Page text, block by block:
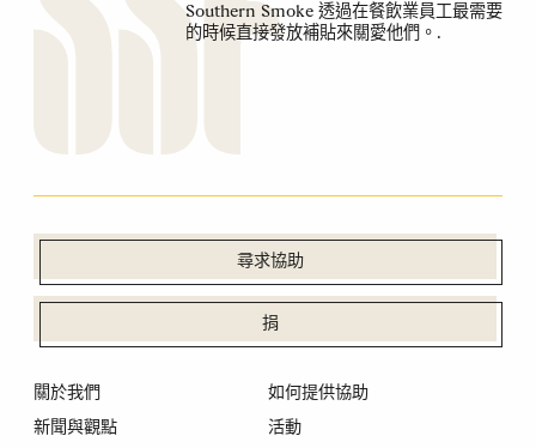
Southern Smoke 透過在餐飲業員工最需要
的時候直接發放補貼來關愛他們。.
尋求協助
捐
關於我們
新聞與觀點
如何提供協助
活動